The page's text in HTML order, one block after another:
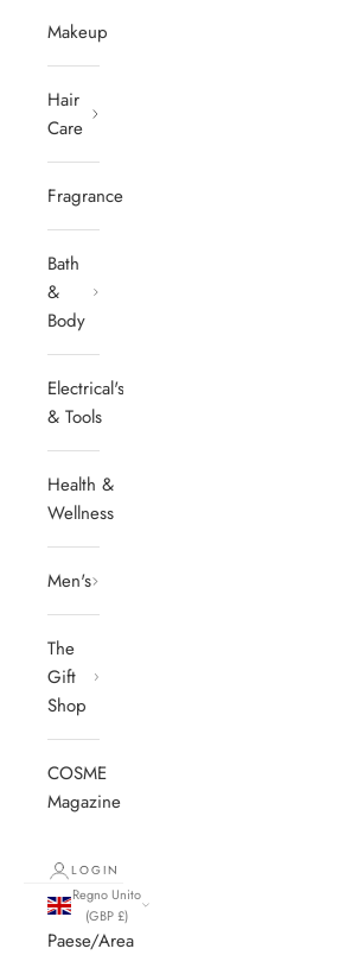
Makeup
Hair
Care
Fragrances
Bath
&
Body
Electrical's
& Tools
Health &
Wellness
Men's
The
Gift
Shop
COSME
Magazine
LOGIN
Regno Unito
(GBP £)
Paese/Area